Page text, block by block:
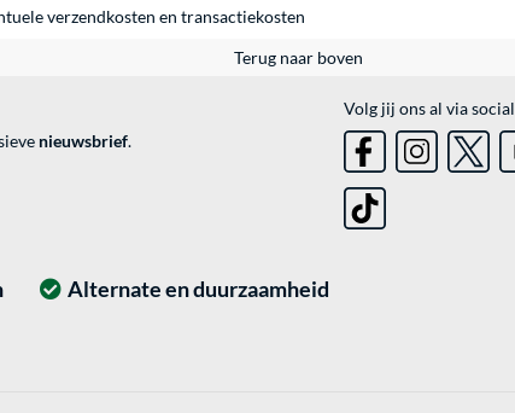
verzendkosten en transactiekosten
Terug naar boven
nieuwsbrief.
Volg jij ons al via
Alternate en duurzaamheid